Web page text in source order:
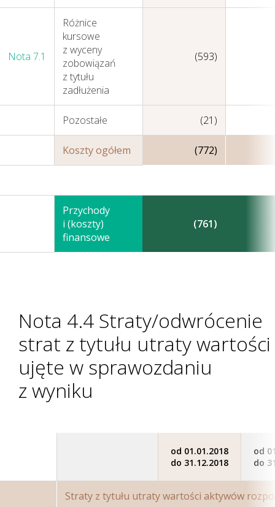
Nota 7.1
Różnice
kursowe
z wyceny
zobowiązań
z tytułu
zadłużenia
(593)
Pozostałe (21)
Koszty ogółem (772)
Przychody
i (koszty)
finansowe
(761)
Nota 4.4 Straty/odwrócenie
strat z tytułu utraty wartości
ujęte w sprawozdaniu
z wyniku
od 01.01.2018
do 31.12.2018
od
do
Straty z tytułu utraty wartości aktywów